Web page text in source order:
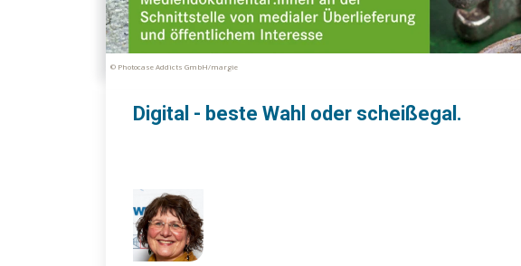
© Photocase Addicts GmbH/margie
Digital - beste Wahl oder scheißegal.